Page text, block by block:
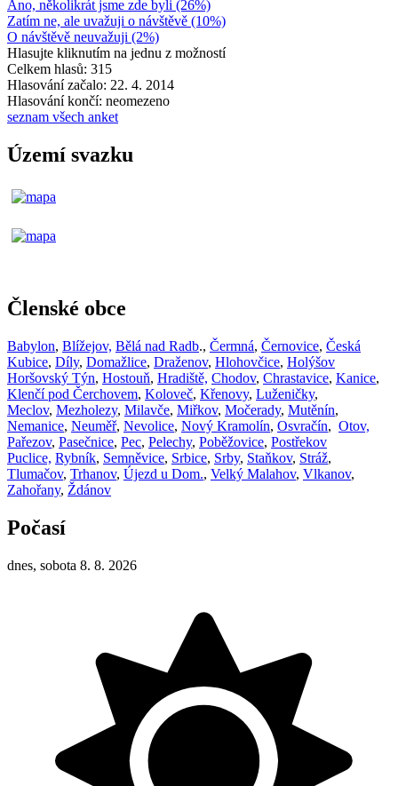
Ano, několikrát jsme zde byli (26%)
Zatím ne, ale uvažuji o návštěvě (10%)
O návštěvě neuvažuji (2%)
Hlasujte kliknutím na jednu z možností
Celkem hlasů: 315
Hlasování začalo: 22. 4. 2014
Hlasování končí: neomezeno
seznam všech anket
Území svazku
Členské obce
Babylon, Blížejov, Bělá nad Radb., Čermná, Černovice, Česká
Kubice, Díly, Domažlice, Draženov, Hlohovčice, Holýšov
Horšovský Týn, Hostouň, Hradiště, Chodov, Chrastavice, Kanice,
Klenčí pod Čerchovem, Koloveč, Křenovy, Luženičky,
Meclov, Mezholezy, Milavče, Miřkov, Močerady, Mutěnín,
Nemanice, Neuměř, Nevolice, Nový Kramolín, Osvračín, Otov,
Pařezov, Pasečnice, Pec, Pelechy, Poběžovice, Postřekov
Puclice, Rybník, Semněvice, Srbice, Srby, Staňkov, Stráž,
Tlumačov, Trhanov, Újezd u Dom., Velký Malahov, Vlkanov,
Zahořany, Ždánov
Počasí
dnes, sobota 8. 8. 2026